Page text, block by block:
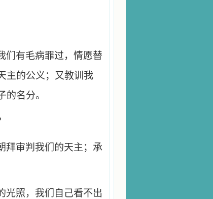
们有毛病罪过，情愿替
主的公义；又教训我
名分。
拜审判我们的天主；承
光照，我们自己看不出